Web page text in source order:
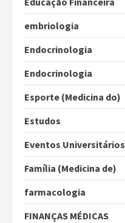
embriologia
Endocrinologia
Endocrinologia
Esporte (Medicina do)
Estudos
Eventos Universitários
Família (Medicina de)
farmacologia
FINANÇAS MÉDICAS